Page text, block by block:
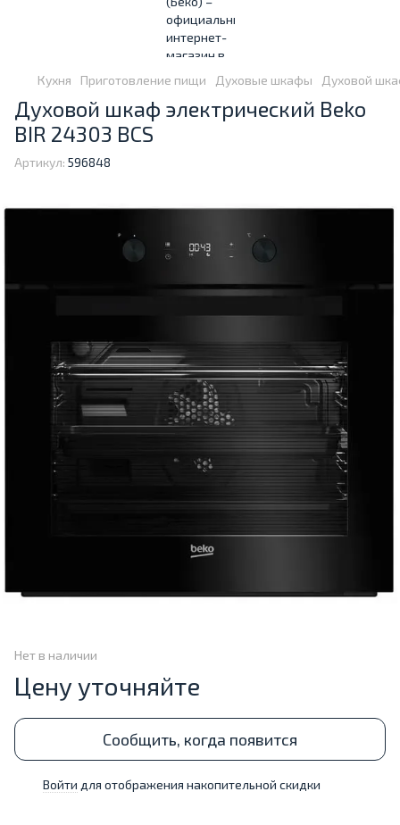
Кухня Приготовление пищи Духовые шкафы Духовой
Духовой шкаф электрический Beko
BIR 24303 BCS
Артикул: 596848
Нет в наличии
Цену уточняйте
Сообщить, когда появится
Войти для отображения накопительной скидки